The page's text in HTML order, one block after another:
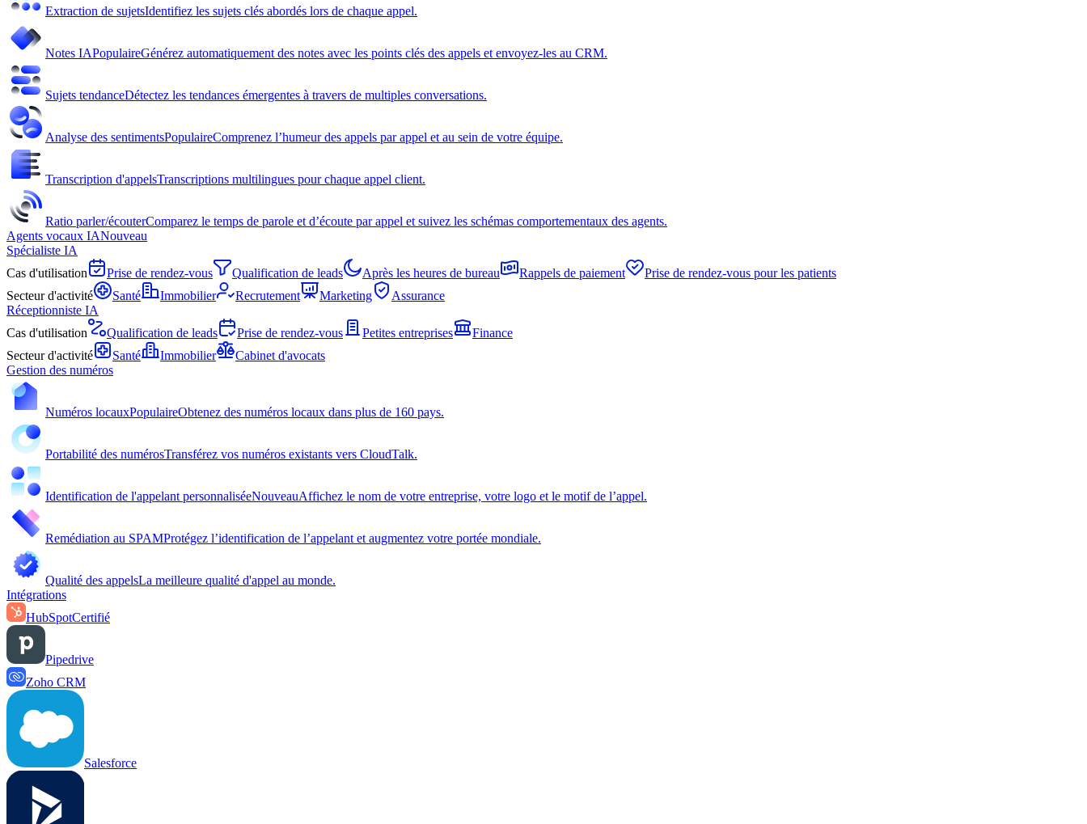
Extraction de sujetsIdentifiez les sujets clés abordés lors de chaque appel.
Notes IAPopulaireGénérez automatiquement des notes avec les points clés des appels et envoyez-les au CRM.
Sujets tendanceDétectez les tendances émergentes à travers de multiples conversations.
Analyse des sentimentsPopulaireComprenez l’humeur des appels par appel et au sein de votre équipe.
Transcription d'appelsTranscriptions multilingues pour chaque appel client.
Ratio parler/écouterComparez le temps de parole et d’écoute par appel et suivez les schémas comportementaux des agents.
Agents vocaux IANouveau
Spécialiste IA
Cas d'utilisation
Prise de rendez-vous Qualification de leads Après les heures de bureau Rappels de paiement
Prise de rendez-vous pour les patients
Secteur d'activité
Santé Immobilier Recrutement Marketing
Assurance
Réceptionniste IA
Cas d'utilisation
Qualification de leads Prise de rendez-vous Petites entreprises
Finance
Secteur d'activité
Santé Immobilier
Cabinet d'avocats
Gestion des numéros
Numéros locauxPopulaireObtenez des numéros locaux dans plus de 160 pays.
Portabilité des numérosTransférez vos numéros existants vers CloudTalk.
Identification de l'appelant personnaliséeNouveauAffichez le nom de votre entreprise, votre logo et le motif de l’appel.
Remédiation au SPAMProtégez l’identification de l’appelant et augmentez votre portée mondiale.
Qualité des appelsLa meilleure qualité d'appel au monde.
Intégrations
HubSpotCertifié
Pipedrive
Zoho CRM
Salesforce